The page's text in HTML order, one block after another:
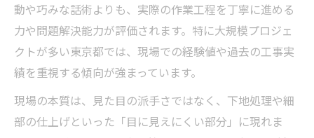
東京都の現場で効果的な工事が重視される
背景
建設業界の未来を左右する効果的な工事と
は
2026年問題と現場で必要な工事技術の進化
職人の口下手さが評価される東京都の理由
動や巧みな話術よりも、実際の作業工程を丁寧に進める
力や問題解決能力が評価されます。特に大規模プロジェ
クトが多い東京都では、現場での経験値や過去の工事実
績を重視する傾向が強まっています。
現場の本質は、見た目の派手さではなく、下地処理や細
部の仕上げといった「目に見えにくい部分」に現れま